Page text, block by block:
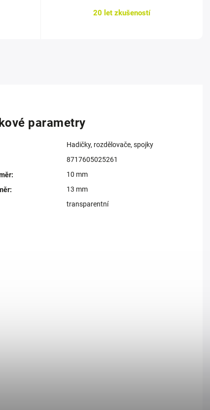
20 let zkušeností
parametry
Hadičky, rozdělovače, spojky
8717605025261
:
10 mm
:
13 mm
transparentní